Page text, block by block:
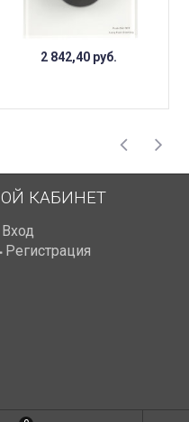
2 842,40 руб.
КАБИНЕТ
Вход
Регистрация